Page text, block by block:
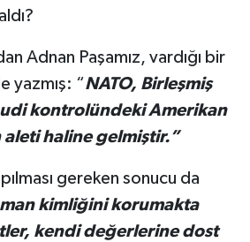
Adnan Paşamız, vardığı bir
yazmış: “NATO, Birleşmiş
kontrolündeki Amerikan
haline gelmiştir.”
gereken sonucu da
kimliğini korumakta
kendi değerlerine dost